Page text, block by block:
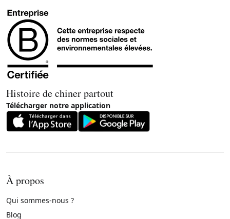
Histoire de chiner partout
Télécharger notre application
À propos
Qui sommes-nous ?
Blog